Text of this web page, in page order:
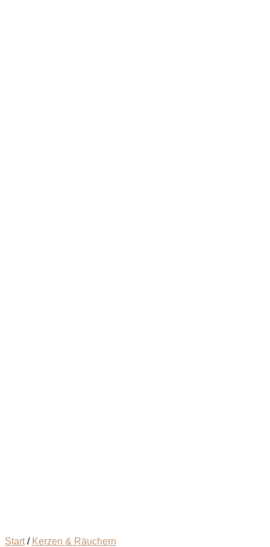
Start / Kerzen & Räuchern